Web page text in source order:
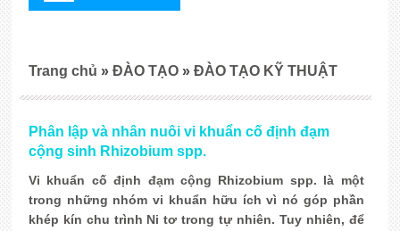
Phân lập và nhân nuôi vi khuẩn cố định đạm
cộng sinh Rhizobium spp.
Vi khuẩn cố định đạm cộng Rhizobium spp. là một
trong những nhóm vi khuẩn hữu ích vì nó góp phần
khép kín chu trình Ni tơ trong tự nhiên. Tuy nhiên, để
Trang chủ » ĐÀO TẠO » ĐÀO TẠO KỸ THUẬT